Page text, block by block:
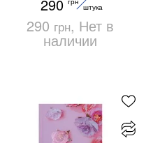
Buromax
290 штука
290 грн, Нет в
наличии